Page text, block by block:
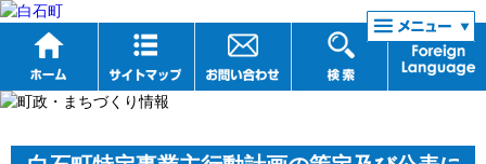
リンク集